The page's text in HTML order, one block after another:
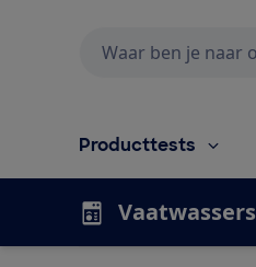
Producttests
Vaatwassers